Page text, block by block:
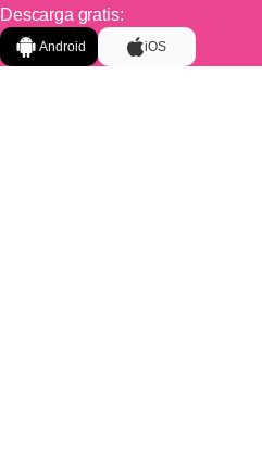
Descarga gratis:
Android iOS